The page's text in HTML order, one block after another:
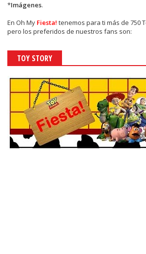
*Imágenes.
En Oh My Fiesta! tenemos para ti más de 750
pero los preferidos de nuestros fans son:
TOY STORY